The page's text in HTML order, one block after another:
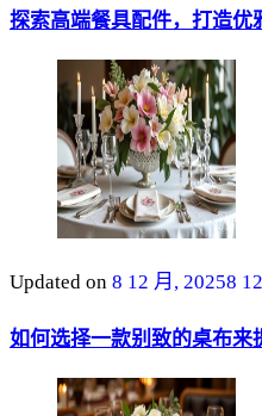
探索高端餐具配件，打造优
Updated on 8 12 月, 20258
如何选择一款别致的桌布来